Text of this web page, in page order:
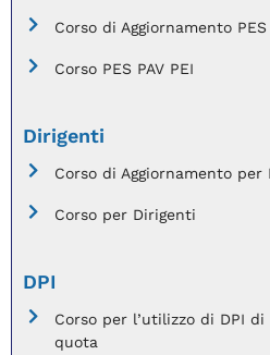
Corso di Aggiornamento PES
Corso PES PAV PEI
Dirigenti
Corso di Aggiornamento per
Corso per Dirigenti
DPI
Corso per l’utilizzo di DPI
quota